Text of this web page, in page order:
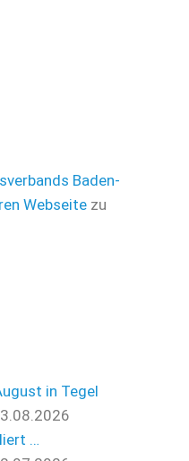
Baden-
Webseite zu
in Tegel
…